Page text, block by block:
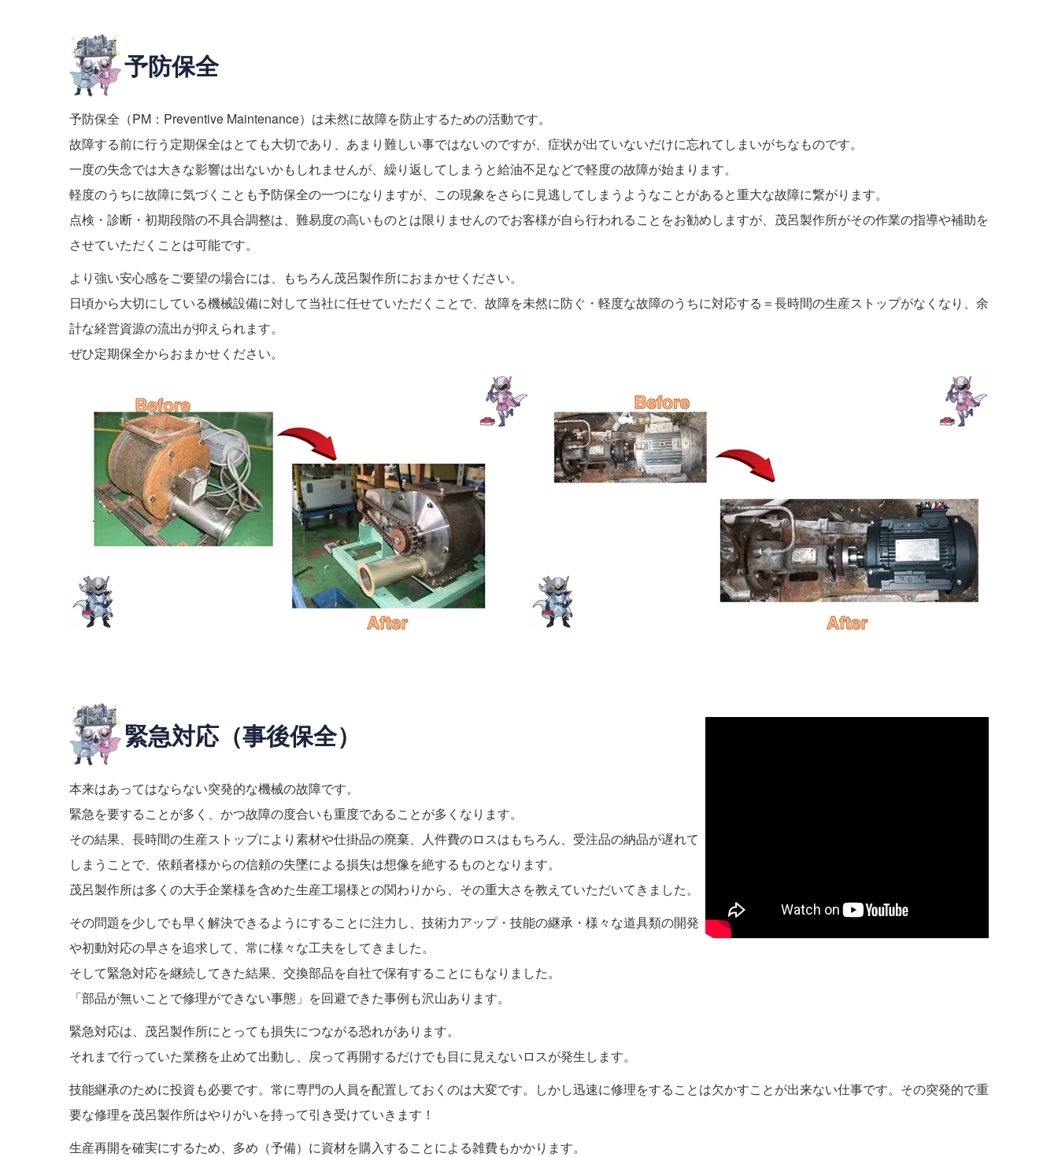
予防保全
予防保全（PM：Preventive Maintenance）は未然に故障を防止するための活動です。
故障する前に行う定期保全はとても大切であり、あまり難しい事ではないのですが、症状が出ていないだけに忘れてしまいがちなものです。
一度の失念では大きな影響は出ないかもしれませんが、繰り返してしまうと給油不足などで軽度の故障が始まります。
軽度のうちに故障に気づくことも予防保全の一つになりますが、この現象をさらに見逃してしまうようなことがあると重大な故障に繋がります。
点検・診断・初期段階の不具合調整は、難易度の高いものとは限りませんのでお客様が自ら行われることをお勧めしますが、茂呂製作所がその作業の指導や補助を
させていただくことは可能です。
より強い安心感をご要望の場合には、もちろん茂呂製作所におまかせください。
日頃から大切にしている機械設備に対して当社に任せていただくことで、故障を未然に防ぐ・軽度な故障のうちに対応する＝長時間の生産ストップがなくなり、余
計な経営資源の流出が抑えられます。
ぜひ定期保全からおまかせください。
緊急対応（事後保全）
本来はあってはならない突発的な機械の故障です。
緊急を要することが多く、かつ故障の度合いも重度であることが多くなります。
その結果、長時間の生産ストップにより素材や仕掛品の廃棄、人件費のロスはもちろん、受注品の納品が遅れて
しまうことで、依頼者様からの信頼の失墜による損失は想像を絶するものとなります。
茂呂製作所は多くの大手企業様を含めた生産工場様との関わりから、その重大さを教えていただいてきました。
その問題を少しでも早く解決できるようにすることに注力し、技術力アップ・技能の継承・様々な道具類の開発
や初動対応の早さを追求して、常に様々な工夫をしてきました。
そして緊急対応を継続してきた結果、交換部品を自社で保有することにもなりました。
「部品が無いことで修理ができない事態」を回避できた事例も沢山あります。
緊急対応は、茂呂製作所にとっても損失につながる恐れがあります。
それまで行っていた業務を止めて出動し、戻って再開するだけでも目に見えないロスが発生します。
技能継承のために投資も必要です。常に専門の人員を配置しておくのは大変です。しかし迅速に修理をすることは欠かすことが出来ない仕事です。その突発的で重
要な修理を茂呂製作所はやりがいを持って引き受けていきます！
生産再開を確実にするため、多め（予備）に資材を購入することによる雑費もかかります。